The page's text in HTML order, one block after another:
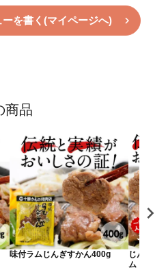
を書く(マイページへ)
商品
味付ラムじんぎすかん400g
じんぎす
ム・豚)